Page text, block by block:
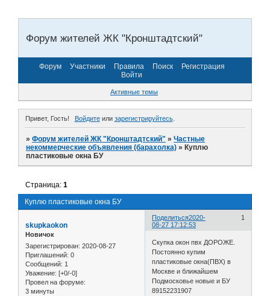
Форум жителей ЖК "Кронштадтский"
Форум Участники Правила Поиск
Регистрация
Войти
Активные темы
Привет, Гость! Войдитеили зарегистрируйтесь.
»Форум жителей ЖК "Кронштадтский" »Частные
некоммерческие объявления (барахолка) »Куплю
пластиковые окна БУ
Куплю пластиковые окна БУ
Страница:1
Поделиться 1
2020-
08-27 17:12:53
skupkaokon
Новичок
Зарегистрирован: 2020-08-27
Приглашений: 0
Сообщений: 1
Уважение: [+0/-0]
Провел на форуме:
3 минуты
Скупка окон пвх ДОРОЖЕ.
Постоянно купим
пластиковые окна(ПВХ) в
Москве и ближайшем
Подмосковье новые и БУ
89152231907